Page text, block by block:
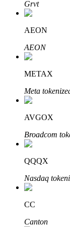
BTR-låsningar
Exklusiva
Grvt
AEON
AEON
METAX
Meta
AVGOX
Broadcom
QQQX
Nasdaq
CC
Canton